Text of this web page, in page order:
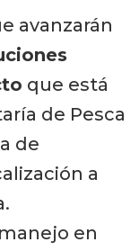
de las
avanzarán
que está
de Pesca
de
a
en